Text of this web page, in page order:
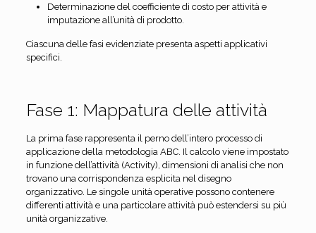
Determinazione del coefficiente di costo per attività e
imputazione all’unità di prodotto.
Ciascuna delle fasi evidenziate presenta aspetti applicativi
specifici.
Fase 1: Mappatura delle attività
La prima fase rappresenta il perno dell’intero processo di
applicazione della metodologia ABC. Il calcolo viene impostato
in funzione dell’attività (Activity), dimensioni di analisi che non
trovano una corrispondenza esplicita nel disegno
organizzativo. Le singole unità operative possono contenere
differenti attività e una particolare attività può estendersi su più
unità organizzative.